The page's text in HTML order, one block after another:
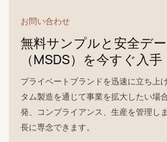
お問い合わせ
無料サンプルと安全デ
（MSDS）を今すぐ入手
プライベートブランドを迅速に立ち上
タム製造を通じて事業を拡大したい場
発、コンプライアンス、生産を管理し
長に専念できます。